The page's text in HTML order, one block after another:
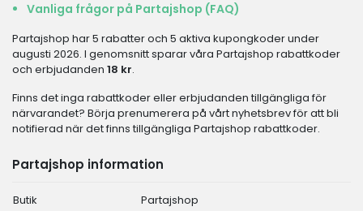
Vanliga frågor på Partajshop (FAQ)
Partajshop har 5 rabatter och 5 aktiva kupongkoder under
augusti 2026. I genomsnitt sparar våra Partajshop rabattkoder
och erbjudanden 18 kr.
Finns det inga rabattkoder eller erbjudanden tillgängliga för
närvarandet? Börja prenumerera på vårt nyhetsbrev för att bli
notifierad när det finns tillgängliga Partajshop rabattkoder.
Partajshop information
Butik
Partajshop